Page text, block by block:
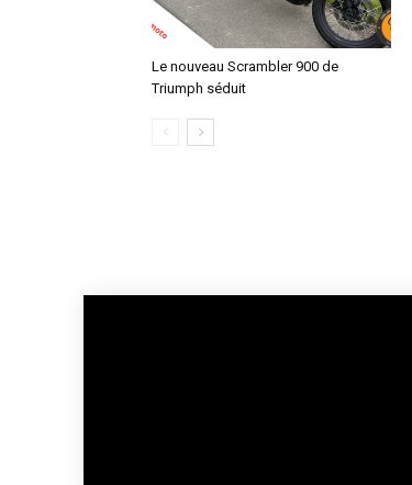
Le nouveau Scrambler 900 de
Triumph séduit